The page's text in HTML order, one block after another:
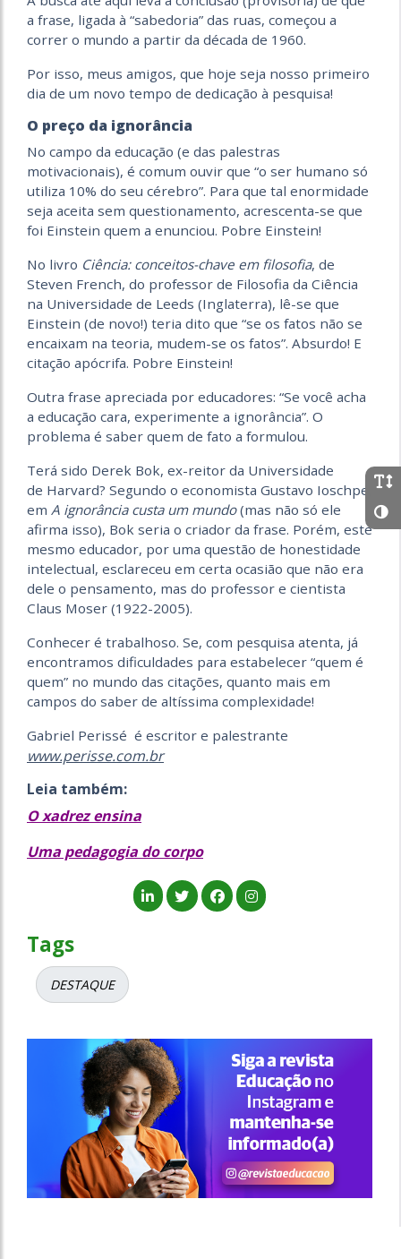
a frase, ligada à “sabedoria” das ruas, começou a
correr o mundo a partir da década de 1960.
Por isso, meus amigos, que hoje seja nosso primeiro
dia de um novo tempo de dedicação à pesquisa!
O preço da ignorância
No campo da educação (e das palestras
motivacionais), é comum ouvir que “o ser humano só
utiliza 10% do seu cérebro”. Para que tal enormidade
seja aceita sem questionamento, acrescenta-se que
foi Einstein quem a enunciou. Pobre Einstein!
No livro Ciência: conceitos-chave em filosofia, de
Steven French, do professor de Filosofia da Ciência
na Universidade de Leeds (Inglaterra), lê-se que
Einstein (de novo!) teria dito que “se os fatos não se
encaixam na teoria, mudem-se os fatos”. Absurdo! E
citação apócrifa. Pobre Einstein!
Outra frase apreciada por educadores: “Se você acha
a educação cara, experimente a ignorância”. O
problema é saber quem de fato a formulou.
Terá sido Derek Bok, ex-reitor da Universidade
de Harvard? Segundo o economista Gustavo Ioschpe,
em A ignorância custa um mundo(mas não só ele
afirma isso), Bok seria o criador da frase. Porém, este
mesmo educador, por uma questão de honestidade
intelectual, esclareceu em certa ocasião que não era
dele o pensamento, mas do professor e cientista
Claus Moser (1922-2005).
Conhecer é trabalhoso. Se, com pesquisa atenta, já
encontramos dificuldades para estabelecer “quem é
quem” no mundo das citações, quanto mais em
campos do saber de altíssima complexidade!
Gabriel Perissé é escritor e palestrante
www.perisse.com.br
Leia também:
O xadrez ensina
Uma pedagogia do corpo
Tags
DESTAQUE